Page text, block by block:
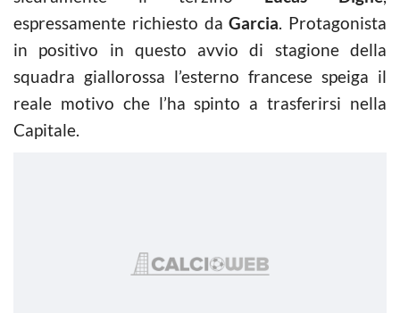
espressamente richiesto daGarcia. Protagonista
in positivo in questo avvio di stagione della
squadra giallorossa l’esterno francese speiga il
reale motivo che l’ha spinto a trasferirsi nella
Capitale.